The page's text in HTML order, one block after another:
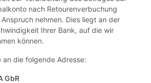
nach Retourenverbuchung
nehmen. Dies liegt an der
Ihrer Bank, auf die wir
können.
die folgende Adresse:
GbR